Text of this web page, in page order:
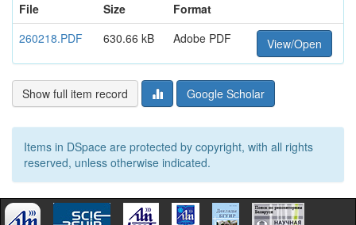
File
Size
Format
260218.PDF
630.66 kB Adobe PDF View/Open
Show full item record Google Scholar
Items in DSpace are protected by copyright, with all rights
reserved, unless otherwise indicated.